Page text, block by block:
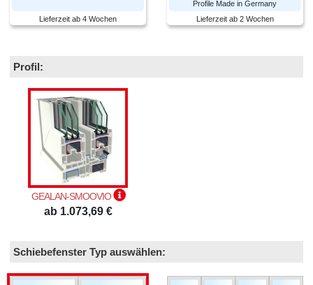
Lieferzeit ab 4 Wochen
Profile Made in Germany
Lieferzeit ab 2 Wochen
Profil:
GEALAN-SMOOVIO
ab 1.073,69 €
Schiebefenster Typ auswählen: